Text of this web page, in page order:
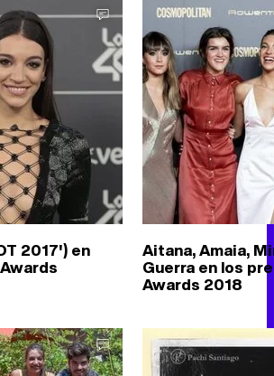
2017') en Aitana, Amaia,
Guerra en los
Awards 2018